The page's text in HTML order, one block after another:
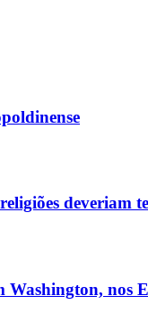
deveriam
Washington, nos